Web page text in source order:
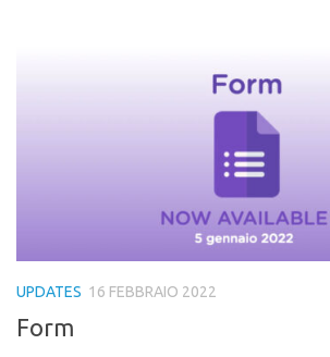
UPDATES 16 FEBBRAIO 2022
Form